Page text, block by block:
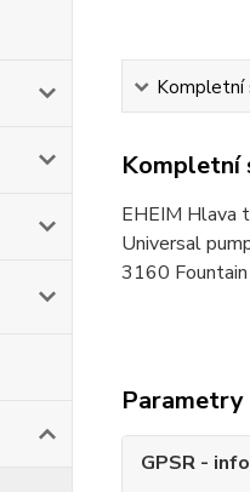
Kompletní
Kompletní
EHEIM Hlava
Universal
3160
Parametry
GPSR -